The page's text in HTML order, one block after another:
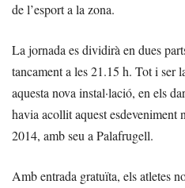
de l’esport a la zona.
La jornada es dividirà en dues
tancament a les 21.15 h. Tot i ser
aquesta nova instal·lació, en els
havia acollit aquest esdeveniment
2014, amb seu a Palafrugell.
Amb entrada gratuïta, els atletes